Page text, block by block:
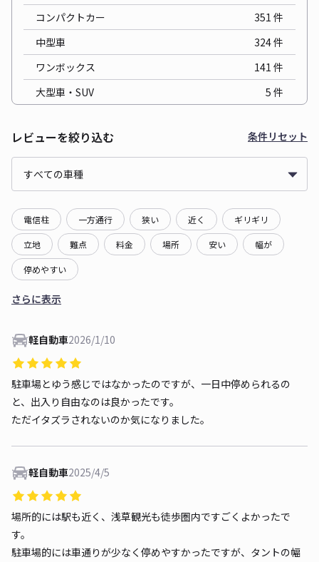
コンパクトカー
351 件
中型車
324件
ワンボックス
141 件
大型車・SUV
5 件
レビューを絞り込む 条件リセット
電信柱 一方通行 狭い 近く ギリギリ
立地 難点 料金 場所 安い 幅が
停めやすい
さらに表示
軽自動車2026/1/10
駐車場とゆう感じではなかったのですが、一日中停められるの
と、出入り自由なのは良かったです。
ただイタズラされないのか気になりました。
軽自動車2025/4/5
場所的には駅も近く、浅草観光も徒歩圏内ですごくよかったで
す。
駐車場的には車通りが少なく停めやすかったですが、タントの幅